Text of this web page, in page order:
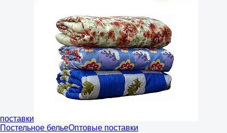
поставки
Постельное бельеОптовые поставки